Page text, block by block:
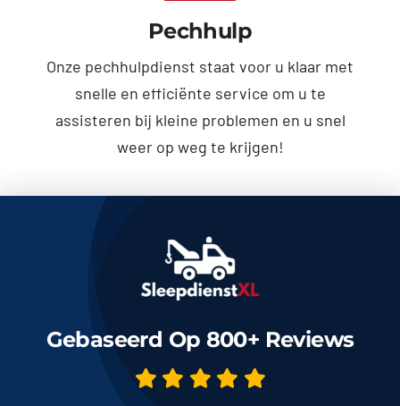
Pechhulp
Onze pechhulpdienst staat voor u klaar met
snelle en efficiënte service om u te
assisteren bij kleine problemen en u snel
weer op weg te krijgen!
Gebaseerd Op 800+ Reviews